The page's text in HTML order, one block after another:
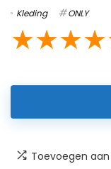
Kleding ONLY
★★★★
Toevoegen